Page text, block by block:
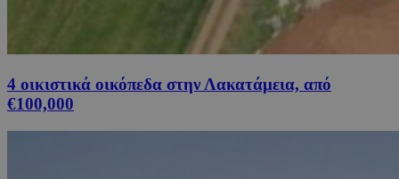
4 οικιστικά οικόπεδα στην Λακατάμεια, από
€100,000